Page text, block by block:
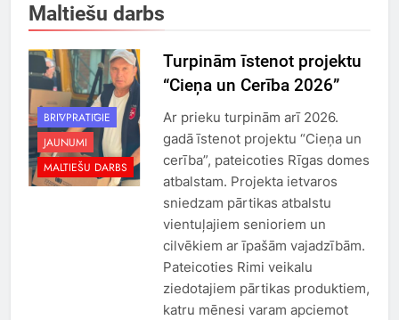
Maltiešu darbs
BRĪVPRĀTĪGIE
JAUNUMI
MALTIEŠU DARBS
Turpinām īstenot projektu
“Cieņa un Cerība 2026”
Ar prieku turpinām arī 2026.
gadā īstenot projektu “Cieņa un
cerība”, pateicoties Rīgas domes
atbalstam. Projekta ietvaros
sniedzam pārtikas atbalstu
vientuļajiem senioriem un
cilvēkiem ar īpašām vajadzībām.
Pateicoties Rimi veikalu
ziedotajiem pārtikas produktiem,
katru mēnesi varam apciemot